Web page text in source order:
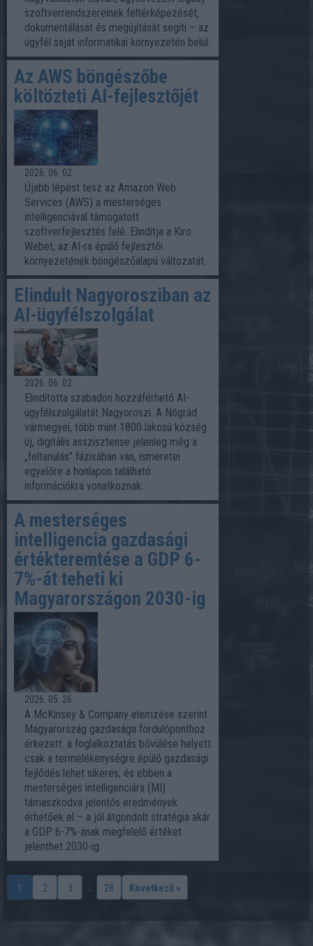
szoftverrendszereinek feltérképezését,
dokumentálását és megújítását segíti – az
ügyfél saját informatikai környezetén belül.
Az AWS böngészőbe
költözteti AI-fejlesztőjét
2026. 06. 02.
Újabb lépést tesz az Amazon Web
Services (AWS) a mesterséges
intelligenciával támogatott
szoftverfejlesztés felé. Elindítja a Kiro
Webet, az AI-ra épülő fejlesztői
környezetének böngészőalapú változatát.
Elindult Nagyorosziban az
AI-ügyfélszolgálat
2026. 06. 02.
Elindította szabadon hozzáférhető AI-
ügyfélszolgálatát Nagyoroszi. A Nógrád
vármegyei, több mint 1800 lakosú község
új, digitális asszisztense jelenleg még a
„feltanulás” fázisában van, ismeretei
egyelőre a honlapon található
információkra vonatkoznak.
A mesterséges
intelligencia gazdasági
értékteremtése a GDP 6-
7%-át teheti ki
Magyarországon 2030-ig
2026. 05. 26.
A McKinsey & Company elemzése szerint
Magyarország gazdasága fordulóponthoz
érkezett: a foglalkoztatás bővülése helyett
csak a termelékenységre épülő gazdasági
fejlődés lehet sikeres, és ebben a
mesterséges intelligenciára (MI)
támaszkodva jelentős eredmények
érhetőek el – a jól átgondolt stratégia akár
a GDP 6-7%-ának megfelelő értéket
jelenthet 2030-ig.
1 2 3 28 Következő »